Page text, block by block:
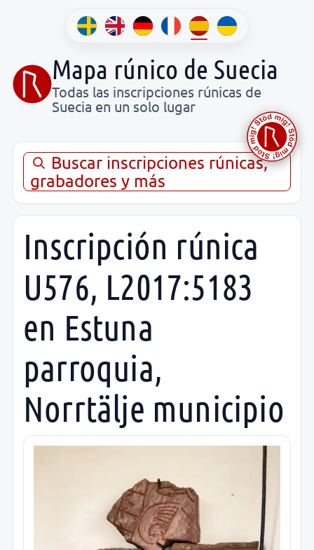
Mapa rúnico de Suecia
Todas las inscripciones rúnicas de
Suecia en un solo lugar
Buscar inscripciones rúnicas,
grabadores y más
Inscripción rúnica
U576, L2017:5183
en Estuna
parroquia,
Norrtälje municipio